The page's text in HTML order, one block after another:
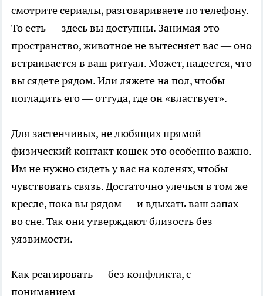
смотрите сериалы, разговариваете по телефону.
То есть — здесь вы доступны. Занимая это
пространство, животное не вытесняет вас — оно
встраивается в ваш ритуал. Может, надеется, что
вы сядете рядом. Или ляжете на пол, чтобы
погладить его — оттуда, где он «властвует».
Для застенчивых, не любящих прямой
физический контакт кошек это особенно важно.
Им не нужно сидеть у вас на коленях, чтобы
чувствовать связь. Достаточно улечься в том же
кресле, пока вы рядом — и вдыхать ваш запах
во сне. Так они утверждают близость без
уязвимости.
Как реагировать — без конфликта, с
пониманием